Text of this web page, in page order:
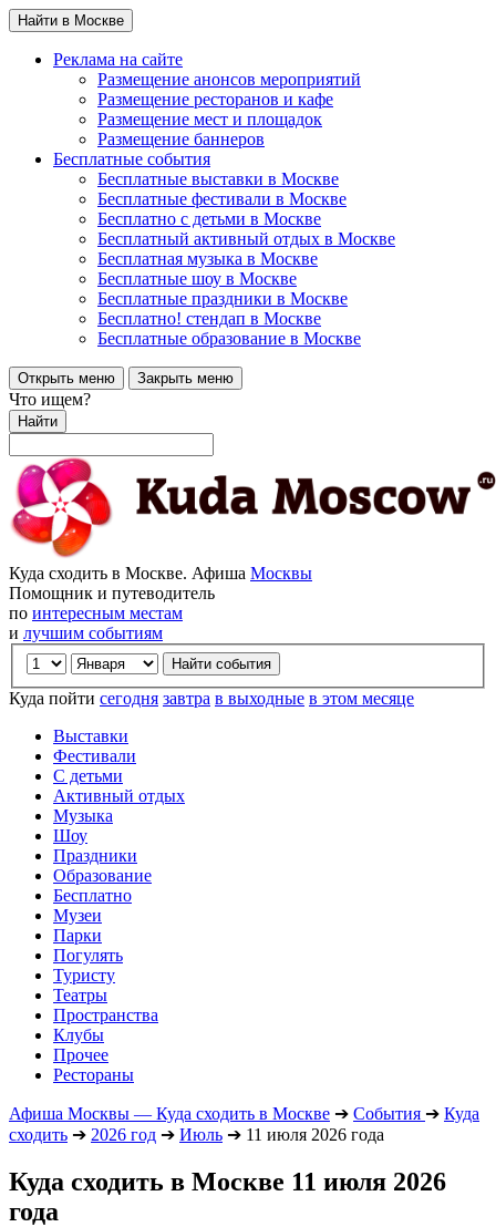
Найти в Москве
Реклама на сайте
Размещение анонсов мероприятий
Размещение ресторанов и кафе
Размещение мест и площадок
Размещение баннеров
Бесплатные события
Бесплатные выставки в Москве
Бесплатные фестивали в Москве
Бесплатно с детьми в Москве
Бесплатный активный отдых в Москве
Бесплатная музыка в Москве
Бесплатные шоу в Москве
Бесплатные праздники в Москве
Бесплатно! стендап в Москве
Бесплатные образование в Москве
Открыть меню Закрыть меню
Что ищем?
Найти
Куда сходить в Москве. Афиша Москвы
Помощник и путеводитель
по интересным местам
и лучшим событиям
Куда пойти сегодня завтра в выходные в этом месяце
Выставки
Фестивали
С детьми
Активный отдых
Музыка
Шоу
Праздники
Образование
Бесплатно
Музеи
Парки
Погулять
Туристу
Театры
Пространства
Клубы
Прочее
Рестораны
Афиша Москвы — Куда сходить в Москве ➔ События ➔ Куда
сходить ➔ 2026 год ➔ Июль ➔ 11 июля 2026 года
Куда сходить в Москве 11 июля 2026
года